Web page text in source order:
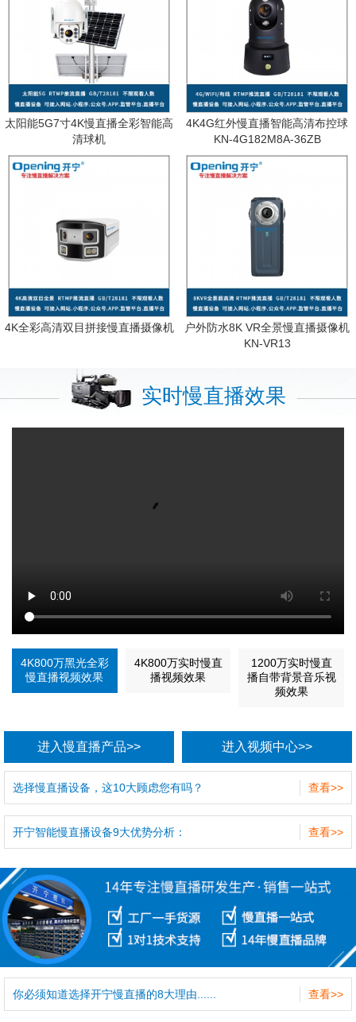
太阳能5G7寸4K慢直播全彩智能高
清球机
4K4G红外慢直播智能高清布控球
KN-4G182M8A-36ZB
4K全彩高清双目拼接慢直播摄像机
户外防水8K VR全景慢直播摄像机
KN-VR13
实时慢直播效果
4K800万黑光全彩
慢直播视频效果
4K800万实时慢直
播视频效果
1200万实时慢直
播自带背景音乐视
频效果
进入慢直播产品>> 进入视频中心>>
查看>>
选择慢直播设备，这10大顾虑您有吗？
查看>>
开宁智能慢直播设备9大优势分析：
查看>>
你必须知道选择开宁慢直播的8大理由......